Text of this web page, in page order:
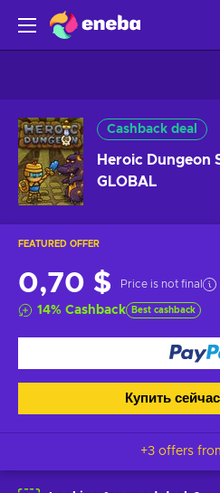
Cashback deal
Heroic Dungeon
GLOBAL
FEATURED OFFER
0,70 $ Price is not final
14% Cashback Best cashback
Купить сейчас
+3 offers